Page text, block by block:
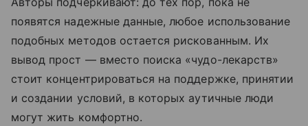
появятся надежные данные, любое использование
подобных методов остается рискованным. Их
вывод прост — вместо поиска «чудо-лекарств»
стоит концентрироваться на поддержке, принятии
и создании условий, в которых аутичные люди
могут жить комфортно.